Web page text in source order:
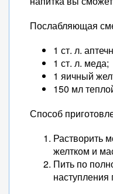
Послабляющая
1 ст. л.
1 ст. л. меда;
1 яичный
150 мл
Способ
Растворить
желтком и
Пить по